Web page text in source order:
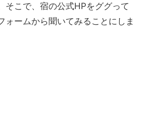
そこで、宿の公式HPをググって
ォームから聞いてみることにしま